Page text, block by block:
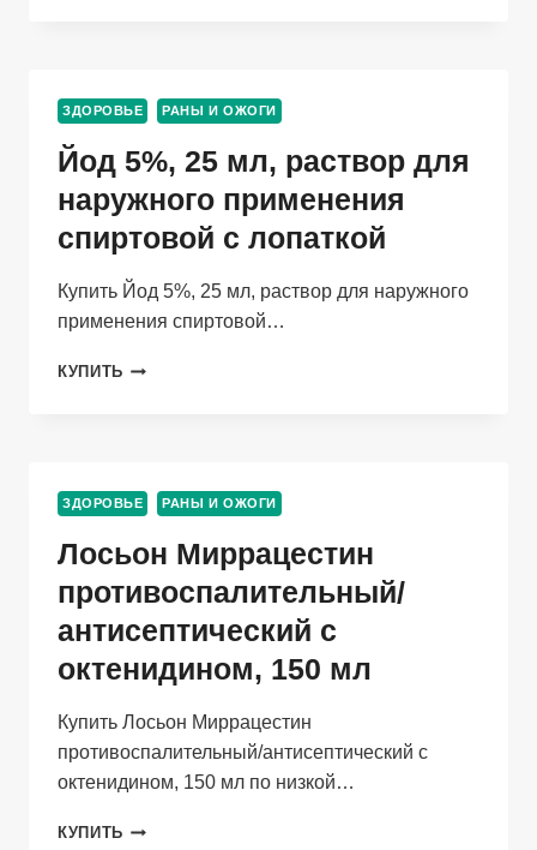
НАРУЖНОГО
СПИРТОВОЙ
С
ЛОПАТКОЙ
ЗДОРОВЬЕ РАНЫ И ОЖОГИ
Йод 5%, 25 мл, раствор для
наружного применения
спиртовой с лопаткой
Купить Йод 5%, 25 мл, раствор для наружного
применения спиртовой…
КУПИТЬ ЙОД
НАРУЖНОГО
СПИРТОВОЙ
С
ЛОПАТКОЙ
ЗДОРОВЬЕ РАНЫ И ОЖОГИ
Лосьон Миррацестин
противоспалительный/
антисептический с
октенидином, 150 мл
Купить Лосьон Миррацестин
противоспалительный/антисептический с
октенидином, 150 мл по низкой…
КУПИТЬ ЛОСЬОН